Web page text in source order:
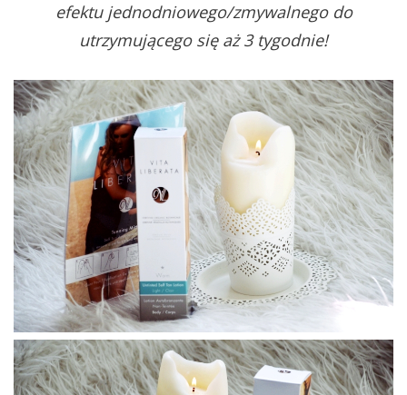
efektu jednodniowego/zmywalnego do
utrzymującego się aż 3 tygodnie!